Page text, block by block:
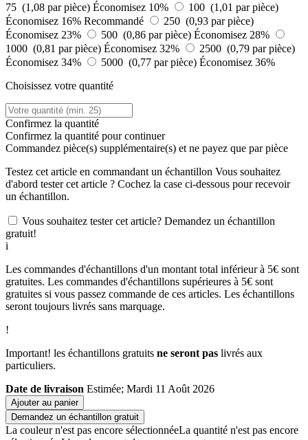
75 (1,08 par pièce) Économisez 10%
100 (1,01 par pièce)
Économisez 16% Recommandé
250 (0,93 par pièce)
Économisez 23%
500 (0,86 par pièce) Économisez 28%
1000 (0,81 par pièce) Économisez 32%
2500 (0,79 par pièce)
Économisez 34%
5000 (0,77 par pièce) Économisez 36%
Choisissez votre quantité
Confirmez la quantité
Confirmez la quantité pour continuer
Commandez pièce(s) supplémentaire(s) et ne payez que par pièce
Testez cet article en commandant un échantillon Vous souhaitez
d'abord tester cet article ? Cochez la case ci-dessous pour recevoir
un échantillon.
Vous souhaitez tester cet article? Demandez un échantillon
gratuit!
i
Les commandes d'échantillons d'un montant total inférieur à 5€ sont
gratuites. Les commandes d'échantillons supérieures à 5€ sont
gratuites si vous passez commande de ces articles. Les échantillons
seront toujours livrés sans marquage.
!
Important! les échantillons gratuits ne seront pas livrés aux
particuliers.
Date de livraison Estimée; Mardi 11 Août 2026
Ajouter au panier
Demandez un échantillon gratuit
La couleur n'est pas encore sélectionnéeLa quantité n'est pas encore